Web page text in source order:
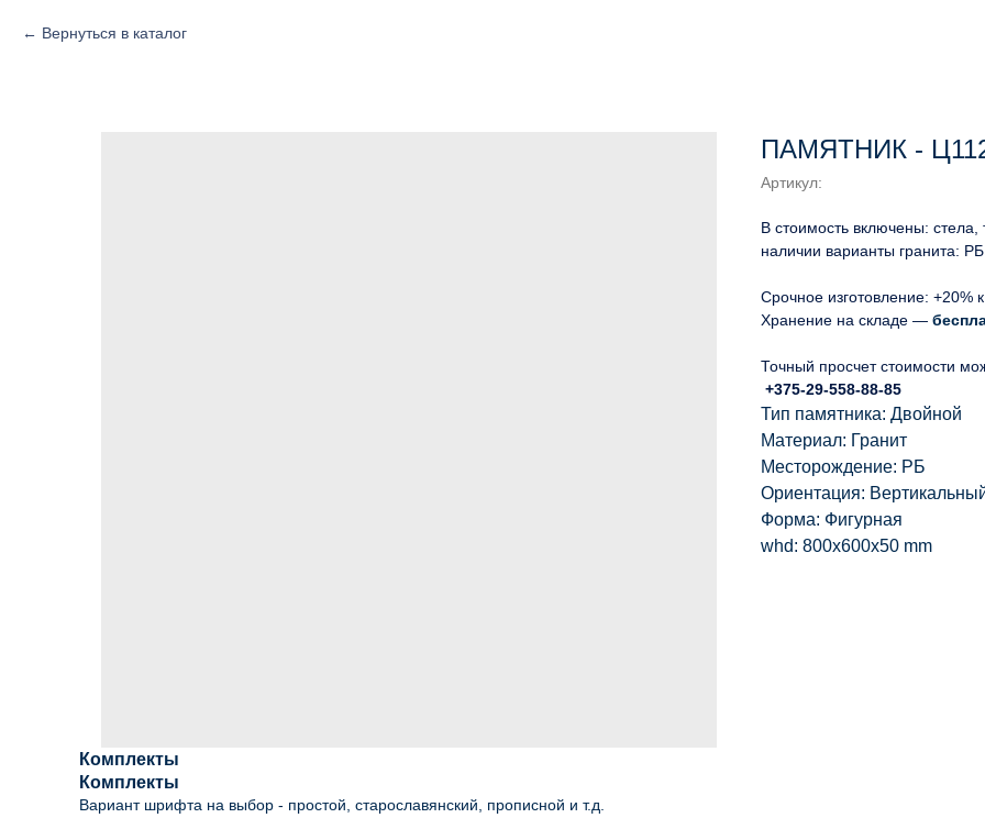
Вернуться в каталог
ПАМЯТНИК -
Артикул:
В стоимость включены:
наличии варианты гранита:
Срочное изготовление: +20%
Хранение на складе —
Точный просчет стоимости
+375-29-558-88-85
Тип памятника: Двойной
Материал: Гранит
Месторождение: РБ
Ориентация:
Форма: Фигурная
whd: 800x600x50 mm
Комплекты
Комплекты
Вариант шрифта на выбор - простой, старославянский, прописной и т.д.